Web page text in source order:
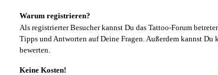
Warum registrieren?
Als registrierter Besucher kannst Du das Tattoo-Forum
Tipps und Antworten auf Deine Fragen. Außerdem kannst
bewerten.
Keine Kosten!